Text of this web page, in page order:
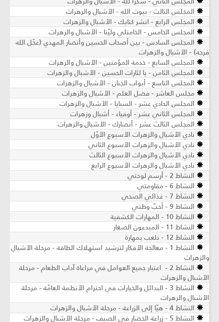
المجلس الثالث - بيوت الله - الأشبال والزهرات
المجلس الرابع - انشر كتابك - الأشبال والزهرات
المجلس الخامس - الخامنئي وليّنا - الأشبال والزهرات
المجلس السادس - بين أصحاب الحسين وأنصار المهدي (عجّل الله
فرجه) - الأشبال والزهرات
المجلس السابع - خدمة المؤمنين - الأشبال والزهرات
المجلس الثامن - يا لثارات الحسين - الأشبال والزهرات
المجلس التاسع - أبواب الجنان - الأشبال والزهرات
مجلس العاشر - فضل العلم - الأشبال والزهرات
المجلس الحادي عشر - السبايا - الأشبال والزهرات
المجلس الثاني عشر - أوفياء - أشبال وزهرات
المجلس الثالث عشر - أنصارك - الأشبال والزهرات
نادي الأشبال والزهرات الأسبوع الأوّل
نادي الأشبال والزهرات الأسبوع الثاني
نادي الأشبال والزهرات الأسبوع الثالث
نادي الأشبال والزهرات الأسبوع الرابع
النشاط 2 - أرسم لوحتي
النشاط 6 - مقاومتي
النشاط 7 - غذائي الصحي
النشاط 9 - أحبّ وطني
النشاط 10 - المهارات الكشفية
النشاط 11 - المبدعون الصغار
النشاط 12 - نلعب بمهارة
النشاط 1 - معالجة الأفكار لترشيد استهلاك الطاقة - مرحلة الأشبال
والزهرات
النشاط 2 - اعتبار جميع العوامل في مراعاة آداب الطعام - مرحلة
الأشبال والزهرات
النشاط 3 - البدائل والخيارات في احترام الأنظمة العامّة - مرحلة
الأشبال والزهرات
النشاط 4 - هيّا إلى الزراعة - مرحلة الأشبال والزهرات
النشاط 5 - زراعة الخضار في الصيف - مرحلة الأشبال والزهرات